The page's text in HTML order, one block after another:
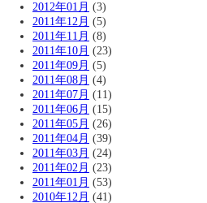
2012年01月 (3)
2011年12月 (5)
2011年11月 (8)
2011年10月 (23)
2011年09月 (5)
2011年08月 (4)
2011年07月 (11)
2011年06月 (15)
2011年05月 (26)
2011年04月 (39)
2011年03月 (24)
2011年02月 (23)
2011年01月 (53)
2010年12月 (41)